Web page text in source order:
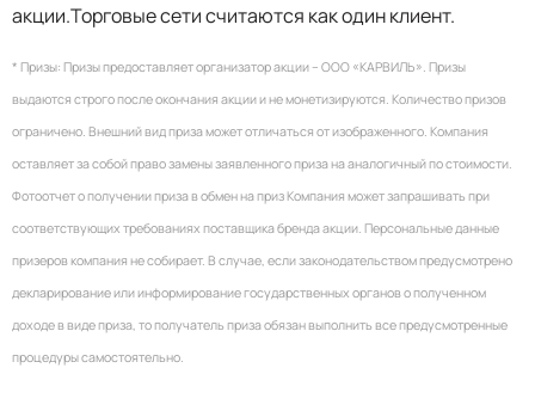
акции.Торговые сети считаются как один клиент.
* Призы: Призы предоставляет организатор акции – ООО «КАРВИЛЬ». Призы
выдаются строго после окончания акции и не монетизируются. Количество призов
ограничено. Внешний вид приза может отличаться от изображенного. Компания
оставляет за собой право замены заявленного приза на аналогичный по стоимости.
Фотоотчет о получении приза в обмен на приз Компания может запрашивать при
соответствующих требованиях поставщика бренда акции. Персональные данные
призеров компания не собирает. В случае, если законодательством предусмотрено
декларирование или информирование государственных органов о полученном
доходе в виде приза, то получатель приза обязан выполнить все предусмотренные
процедуры самостоятельно.